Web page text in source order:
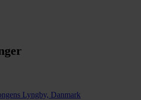
Lyngby, Danmark